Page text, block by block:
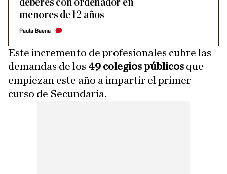
menores de 12 años
Paula Baena
Este incremento de profesionales cubre las
demandas de los 49 colegios públicos que
empiezan este año a impartir el primer
curso de Secundaria.